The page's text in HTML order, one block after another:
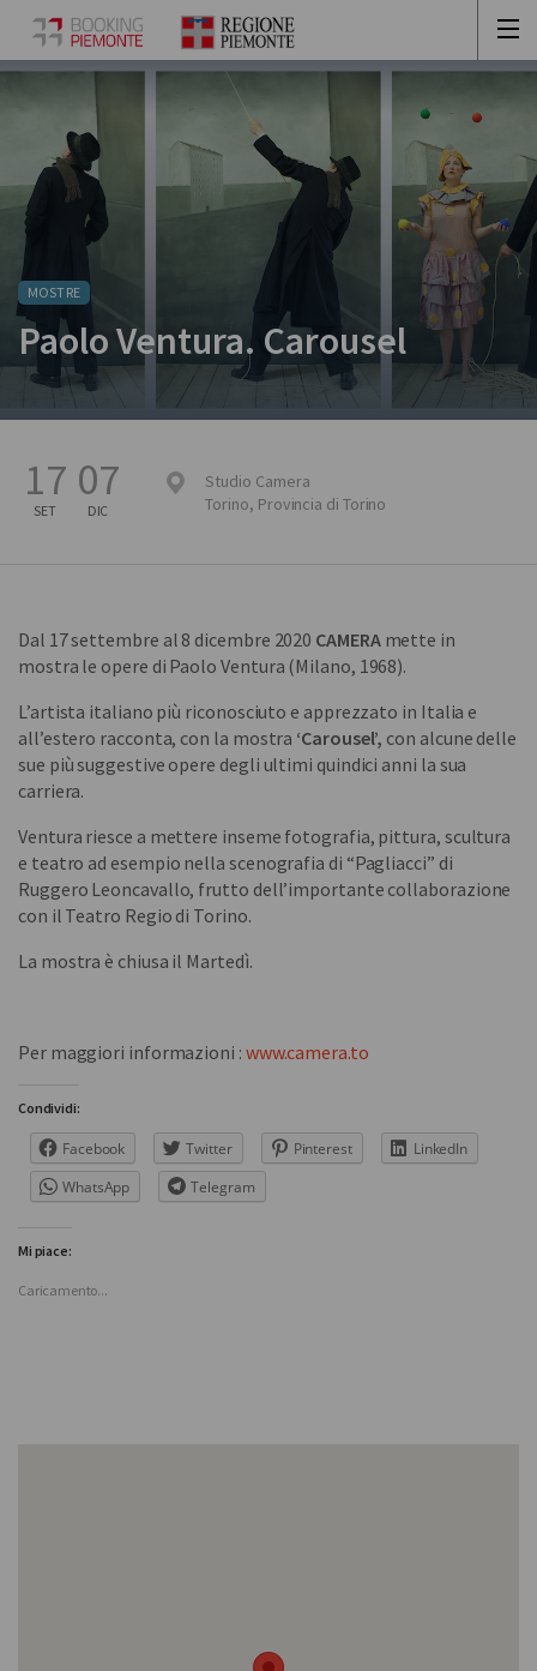
MOSTRE
Paolo Ventura. Carousel
17
SET
07
DIC
Studio Camera
Torino, Provincia di Torino
Dal 17 settembre al 8 dicembre 2020 CAMERAmette in
mostra le opere di Paolo Ventura (Milano, 1968).
L’artista italiano più riconosciuto e apprezzato in Italia e
all’estero racconta, con la mostra ‘Carousel’, con alcune delle
sue più suggestive opere degli ultimi quindici anni la sua
carriera.
Ventura riesce a mettere inseme fotografia, pittura, scultura
e teatro ad esempio nella scenografia di “Pagliacci” di
Ruggero Leoncavallo, frutto dell’importante collaborazione
con il Teatro Regio di Torino.
La mostra è chiusa il Martedì.
Per maggiori informazioni : www.camera.to
Condividi:
Facebook Twitter Pinterest
LinkedIn
WhatsApp
Telegram
Mi piace:
Caricamento...